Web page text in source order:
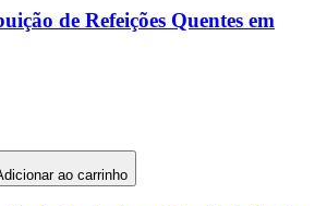
de Refeições Quentes em
ao carrinho